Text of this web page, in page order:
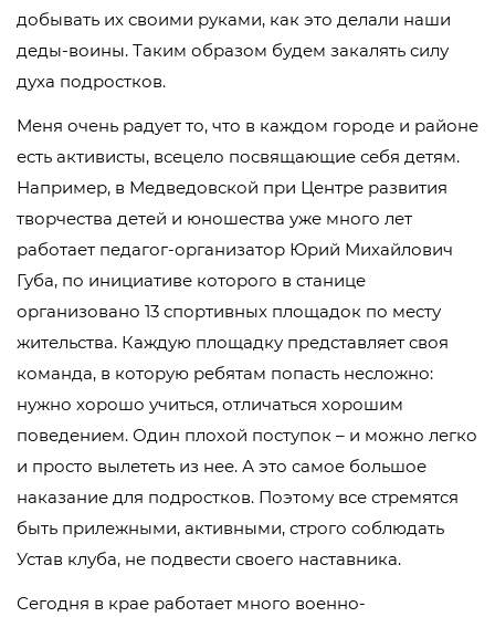
добывать их своими руками, как это делали наши
деды-воины. Таким образом будем закалять силу
духа подростков.
Меня очень радует то, что в каждом городе и районе
есть активисты, всецело посвящающие себя детям.
Например, в Медведовской при Центре развития
творчества детей и юношества уже много лет
работает педагог-организатор Юрий Михайлович
Губа, по инициативе которого в станице
организовано 13 спортивных площадок по месту
жительства. Каждую площадку представляет своя
команда, в которую ребятам попасть несложно:
нужно хорошо учиться, отличаться хорошим
поведением. Один плохой поступок – и можно легко
и просто вылететь из нее. А это самое большое
наказание для подростков. Поэтому все стремятся
быть прилежными, активными, строго соблюдать
Устав клуба, не подвести своего наставника.
Сегодня в крае работает много военно-